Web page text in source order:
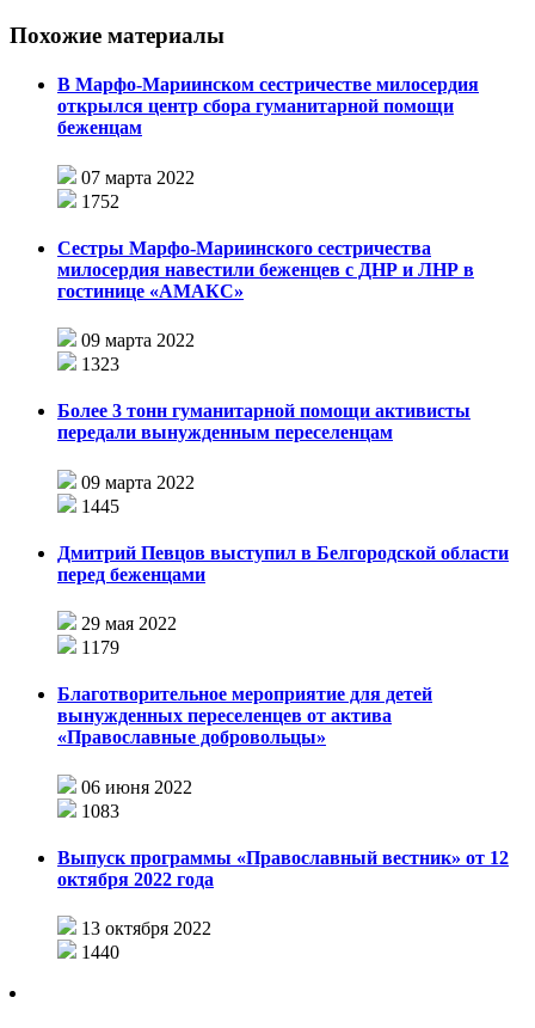
Похожие материалы
В Марфо-Мариинском сестричестве милосердия
открылся центр сбора гуманитарной помощи
беженцам
07 марта 2022
1752
Сестры Марфо-Мариинского сестричества
милосердия навестили беженцев с ДНР и ЛНР в
гостинице «АМАКС»
09 марта 2022
1323
Более 3 тонн гуманитарной помощи активисты
передали вынужденным переселенцам
09 марта 2022
1445
Дмитрий Певцов выступил в Белгородской области
перед беженцами
29 мая 2022
1179
Благотворительное мероприятие для детей
вынужденных переселенцев от актива
«Православные добровольцы»
06 июня 2022
1083
Выпуск программы «Православный вестник» от 12
октября 2022 года
13 октября 2022
1440